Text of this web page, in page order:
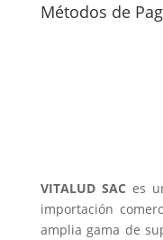
Métodos de
VITALUD SAC es
importación
amplia gama de